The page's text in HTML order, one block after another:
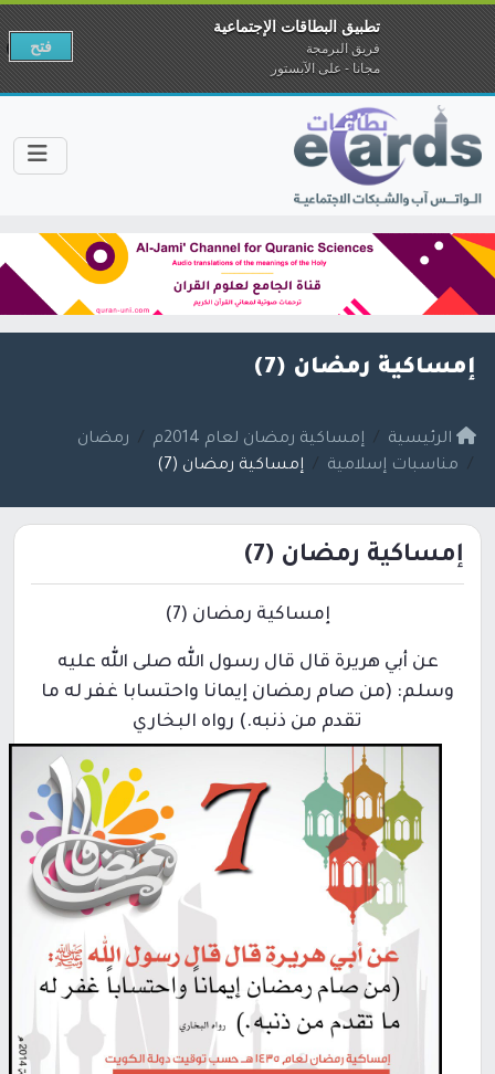
إمساكية رمضان (7)
الرئيسية إمساكية رمضان لعام 2014م
رمضان
مناسبات إسلامية
إمساكية رمضان (7)
إمساكية رمضان (7)
إمساكية رمضان (7)
عن أبي هريرة قال قال رسول الله صلى الله عليه
وسلم: (من صام رمضان إيمانا واحتسابا غفر له ما
تقدم من ذنبه.) رواه البخاري
تطبيق البطاقات الإجتماعية
فريق البرمجة
مجانا - على الآبستور
فتح